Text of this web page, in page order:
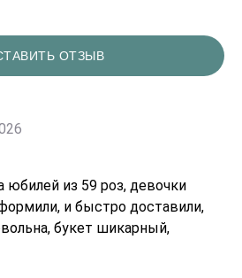
ОТЗЫВ
юбилей из 59 роз, девочки
и быстро доставили,
букет шикарный,